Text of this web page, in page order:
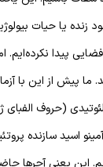
زنده یا حیات
پیدا نکرده‌ایم.
ما پیش از این با
اسید (از ۲۰ آمینو اسید
این یعنی آجرها